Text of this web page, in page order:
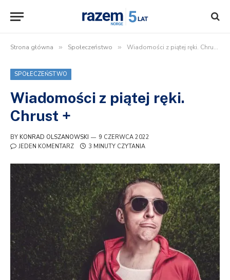
Strona główna » Społeczeństwo » Wiadomości z piątej ręki. Chrust +
SPOŁECZEŃSTWO
Wiadomości z piątej ręki.
Chrust +
BY KONRAD OLSZANOWSKI
9 CZERWCA 2022
JEDEN KOMENTARZ
3 MINUTY CZYTANIA